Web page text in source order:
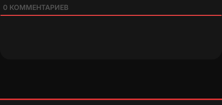
0 КОММЕНТАРИЕВ